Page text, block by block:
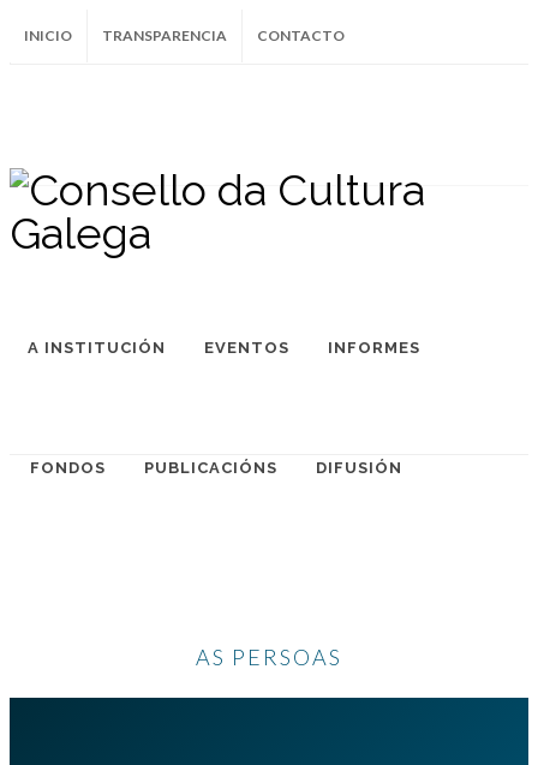
INICIO TRANSPARENCIA CONTACTO
InstagramFacebookTwitter Soundcloud
Youtube
A INSTITUCIÓN EVENTOS INFORMES
FONDOS PUBLICACIÓNS DIFUSIÓN
AS PERSOAS